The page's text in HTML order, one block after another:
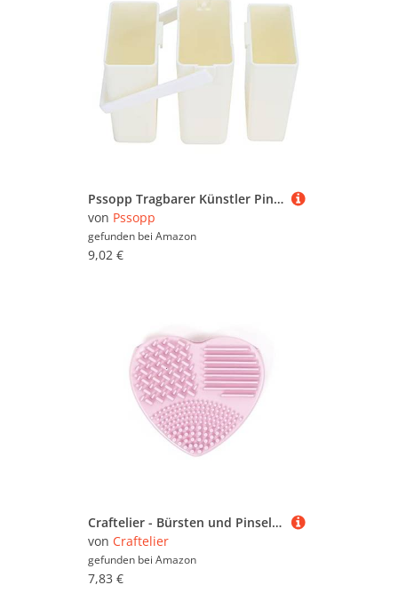
Pssopp Tragbarer Künstler Pinselwascher 3 Gitter Multifunktionaler Malerpinsel Reiniger Pinselreiniger Abnehmbarer Reinigungs Becher für Ölmalerei und Aquarell
von Pssopp
gefunden bei Amazon
9,02 €
Craftelier - Bürsten und Pinselreiniger in Herzform | Aus Silikon | Verschiedene Zonen zum Entfernen Aller Farbspuren | Größe 3x8x8 cm (1.18 "x3.15 x3.15) - Farbe Rosa
von Craftelier
gefunden bei Amazon
7,83 €